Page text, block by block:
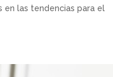
en las tendencias para el